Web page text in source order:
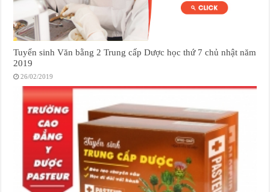
Tuyển sinh Văn bằng 2 Trung cấp Dược học thứ 7 chủ nhật năm
2019
26/02/2019